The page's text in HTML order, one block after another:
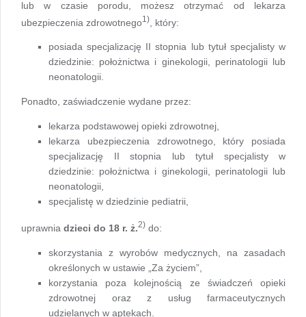
lub w czasie porodu, możesz otrzymać od lekarza
ubezpieczenia zdrowotnego1) , który:
posiada specjalizację II stopnia lub tytuł specjalisty w
dziedzinie: położnictwa i ginekologii, perinatologii lub
neonatologii.
Ponadto, zaświadczenie wydane przez:
lekarza podstawowej opieki zdrowotnej,
lekarza ubezpieczenia zdrowotnego, który posiada
specjalizację II stopnia lub tytuł specjalisty w
dziedzinie: położnictwa i ginekologii, perinatologii lub
neonatologii,
specjalistę w dziedzinie pediatrii,
uprawnia dzieci do 18 r. ż.2) do:
skorzystania z wyrobów medycznych, na zasadach
określonych w ustawie „Za życiem”,
korzystania poza kolejnością ze świadczeń opieki
zdrowotnej oraz z usług farmaceutycznych
udzielanych w aptekach.